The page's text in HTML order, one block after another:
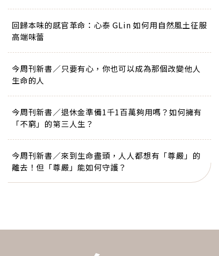
回歸本味的感官革命：心泰 GLin 如何用自然風土征服
高端味蕾
今周刊新書／只要有心，你也可以成為那個改變他人
生命的人
今周刊新書／退休金準備1千1百萬夠用嗎？如何擁有
「不窮」的第三人生？
今周刊新書／來到生命盡頭，人人都想有「尊嚴」的
離去！但「尊嚴」能如何守護？